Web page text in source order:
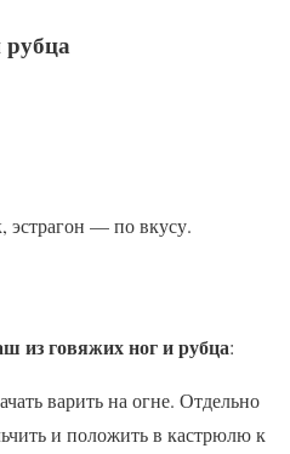
эстрагон — по вкусу.
из говяжих ног и рубца:
варить на огне. Отдельно
и положить в кастрюлю к